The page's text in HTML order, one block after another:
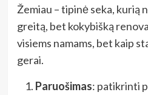
Žemiau – tipinė seka, kurią
greitą, bet kokybišką
visiems namams, bet kaip
gerai.
Paruošimas: patikrinti